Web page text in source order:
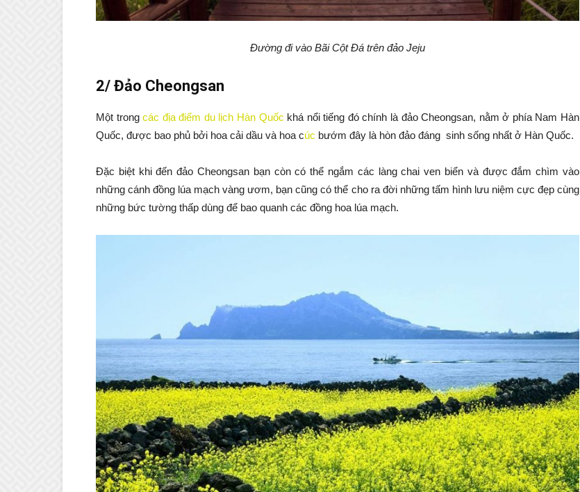
Đường đi vào Bãi Cột Đá trên đảo Jeju
2/ Đảo Cheongsan
Một trongcác địa điểm du lịch Hàn Quốc khá nổi tiếng đó chính là đảo Cheongsan, nằm ở phía Nam Hàn
Quốc, được bao phủ bởi hoa cải dầu và hoa cúc bướm đây là hòn đảo đáng sinh sống nhất ở Hàn Quốc.
Đặc biệt khi đến đảo Cheongsan bạn còn có thể ngắm các làng chai ven biển và được đắm chìm vào
những cánh đồng lúa mạch vàng ươm, bạn cũng có thể cho ra đời những tấm hình lưu niệm cực đẹp cùng
những bức tường thấp dùng để bao quanh các đồng hoa lúa mạch.